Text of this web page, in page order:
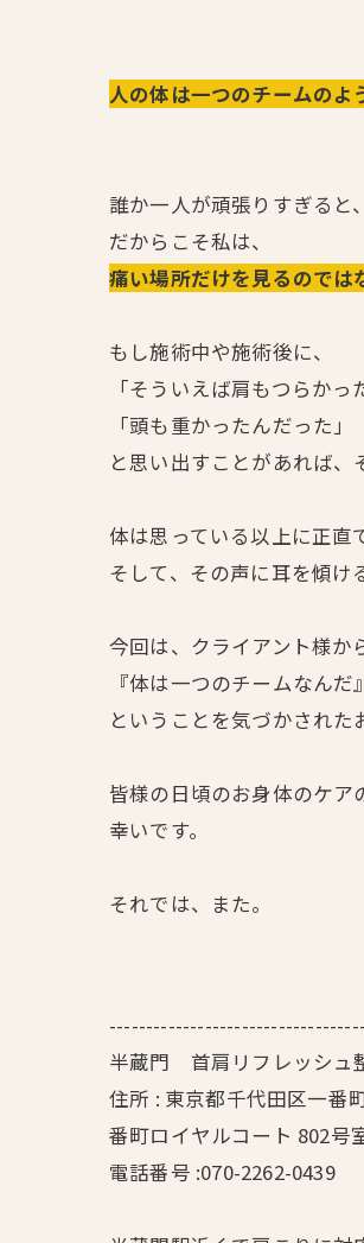
人の体は一つのチームのよ
誰か一人が頑張りすぎると
だからこそ私は、
痛い場所だけを見るのでは
もし施術中や施術後に、
「そういえば肩もつらかっ
「頭も重かったんだった」
と思い出すことがあれば、
体は思っている以上に正直
そして、その声に耳を傾け
今回は、クライアント様か
『体は一つのチームなんだ』
ということを気づかされた
皆様の日頃のお身体のケア
幸いです。
それでは、また。
半蔵門 首肩リフレッシュ
住所 : 東京都千代田区一番
番町ロイヤルコート 802号
電話番号 :070-2262-0439